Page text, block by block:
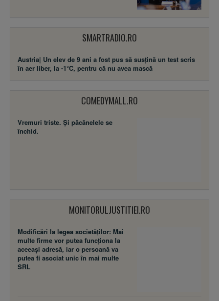
SMARTRADIO.RO
Austria| Un elev de 9 ani a fost pus să susţină un test scris
în aer liber, la -1°C, pentru că nu avea mască
COMEDYMALL.RO
Vremuri triste. Şi păcănelele se
închid.
MONITORULJUSTITIEI.RO
Modificări la legea societăţilor: Mai
multe firme vor putea funcţiona la
aceeaşi adresă, iar o persoană va
putea fi asociat unic în mai multe
SRL